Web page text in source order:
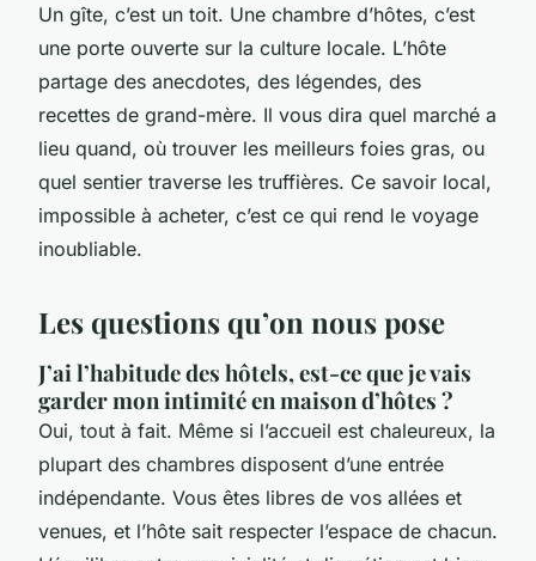
Un gîte, c’est un toit. Une chambre d’hôtes, c’est
une porte ouverte sur la culture locale. L’hôte
partage des anecdotes, des légendes, des
recettes de grand-mère. Il vous dira quel marché a
lieu quand, où trouver les meilleurs foies gras, ou
quel sentier traverse les truffières. Ce savoir local,
impossible à acheter, c’est ce qui rend le voyage
inoubliable.
Les questions qu’on nous pose
J’ai l’habitude des hôtels, est-ce que je vais
garder mon intimité en maison d’hôtes ?
Oui, tout à fait. Même si l’accueil est chaleureux, la
plupart des chambres disposent d’une entrée
indépendante. Vous êtes libres de vos allées et
venues, et l’hôte sait respecter l’espace de chacun.